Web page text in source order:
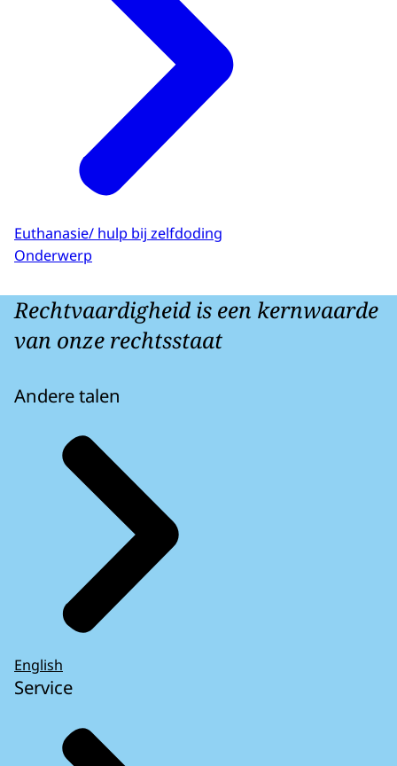
Euthanasie/ hulp bij zelfdoding
Onderwerp
Rechtvaardigheid is een kernwaarde
van onze rechtsstaat
Andere talen
English
Service